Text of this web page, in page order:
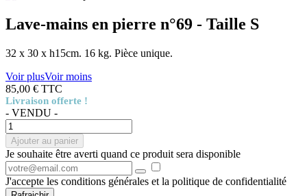
Lave-mains en pierre n°69 - Taille S
32 x 30 x h15cm. 16 kg. Pièce unique.
Voir plusVoir moins
85,00 € TTC
Livraison offerte !
- VENDU -
Ajouter au panier
Je souhaite être averti quand ce produit sera disponible
J'accepte les conditions générales et la politique de confidentialité